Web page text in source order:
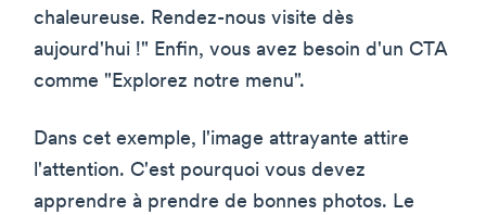
chaleureuse. Rendez-nous visite dès
aujourd'hui !" Enfin, vous avez besoin d'un CTA
comme "Explorez notre menu".
Dans cet exemple, l'image attrayante attire
l'attention. C'est pourquoi vous devez
apprendre à prendre de bonnes photos. Le